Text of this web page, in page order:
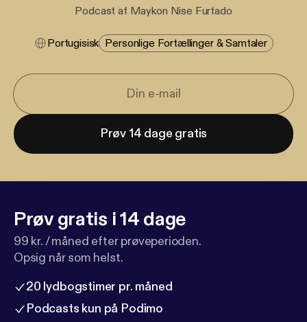
Podcast af Maykon Nise Furtado
Portugisisk Personlige Fortællinger & Samtaler
Prøv 14 dage gratis
Prøv gratis i 14 dage
99 kr. / måned efter prøveperioden.
Opsig når som helst.
20 lydbogstimer pr. måned
Podcasts kun på Podimo